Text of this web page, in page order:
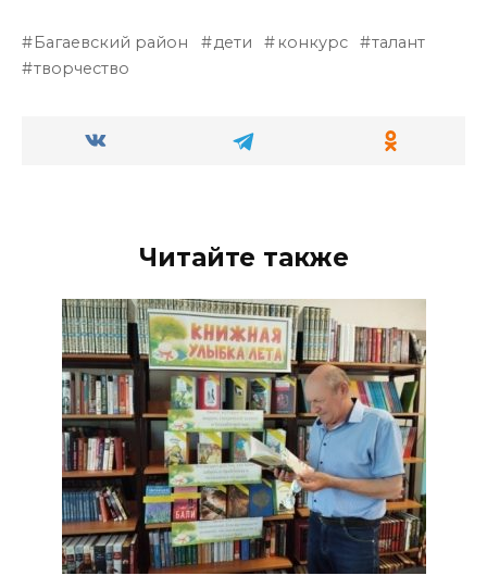
Багаевский район дети конкурс
талант
творчество
Читайте также